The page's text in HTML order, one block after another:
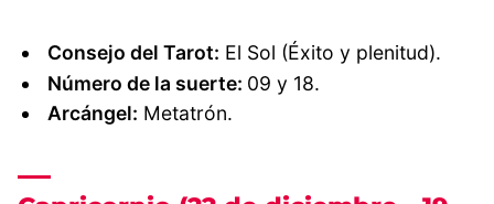
Consejo del Tarot: El Sol (Éxito y plenitud).
Número de la suerte: 09 y 18.
Arcángel: Metatrón.